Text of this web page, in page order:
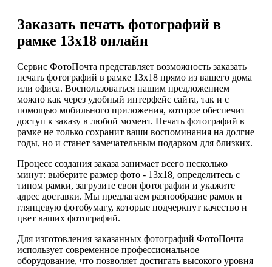
Заказать печать фотографий в
рамке 13х18 онлайн
Сервис ФотоПочта представляет возможность заказать
печать фотографий в рамке 13х18 прямо из вашего дома
или офиса. Воспользоваться нашим предложением
можно как через удобный интерфейс сайта, так и с
помощью мобильного приложения, которое обеспечит
доступ к заказу в любой момент. Печать фотографий в
рамке не только сохранит ваши воспоминания на долгие
годы, но и станет замечательным подарком для близких.
Процесс создания заказа занимает всего несколько
минут: выберите размер фото - 13х18, определитесь с
типом рамки, загрузите свои фотографии и укажите
адрес доставки. Мы предлагаем разнообразие рамок и
глянцевую фотобумагу, которые подчеркнут качество и
цвет ваших фотографий.
Для изготовления заказанных фотографий ФотоПочта
использует современное профессиональное
оборудование, что позволяет достигать высокого уровня